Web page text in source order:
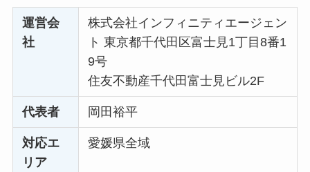
運営会
社
株式会社インフィニティエージェン
ト 東京都千代田区富士見1丁目8番1
9号
住友不動産千代田富士見ビル2F
代表者 岡田裕平
対応エ
リア
愛媛県全域